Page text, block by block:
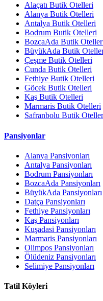
Alaçatı Butik Otelleri
Alanya Butik Otelleri
Antalya Butik Otelleri
Bodrum Butik Otelleri
BozcaAda Butik
BüyükAda Butik
Çeşme Butik Otelleri
Cunda Butik Otelleri
Fethiye Butik Otelleri
Göcek Butik Otelleri
Kaş Butik Otelleri
Marmaris Butik Otelleri
Safranbolu Butik
Pansiyonlar
Alanya Pansiyonları
Antalya Pansiyonları
Bodrum Pansiyonları
BozcaAda Pansiyonları
BüyükAda Pansiyonları
Datça Pansiyonları
Fethiye Pansiyonları
Kaş Pansiyonları
Kuşadasi Pansiyonları
Marmaris Pansiyonları
Olimpos Pansiyonları
Ölüdeniz Pansiyonları
Selimiye Pansiyonları
Tatil Köyleri